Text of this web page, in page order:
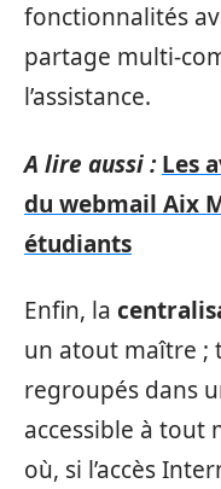
fonctionnalités
partage multi-
l’assistance.
A lire aussi : Les
du webmail Aix
étudiants
Enfin, la
un atout maître ;
regroupés dans
accessible à tout
où, si l’accès